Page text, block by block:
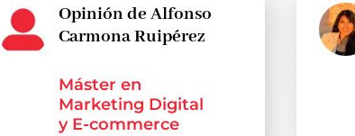
Opinión de Alfonso
Carmona Ruipérez
Máster en
Marketing Digital
y E-commerce